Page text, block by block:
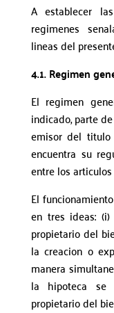
A establecer
regimenes
lineas del
4.1. Regimen
El regimen
indicado, parte
emisor del
encuentra su
entre los
El
en tres ideas:
propietario del
la creacion o
manera
la hipoteca se
propietario del